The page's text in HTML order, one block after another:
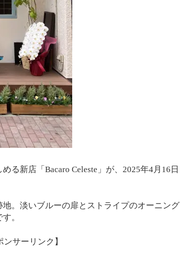
る新店「Bacaro Celeste」が、2025年4月16日
。淡いブルーの扉とストライプのオーニング
。
ンサーリンク】